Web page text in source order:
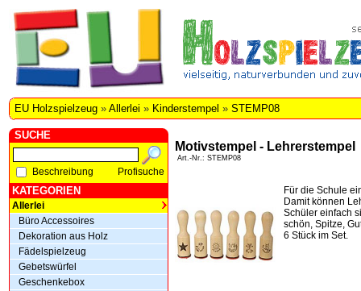
EU Holzspielzeug » Allerlei » Kinderstempel » STEMP08
SUCHE
Beschreibung Profisuche
KATEGORIEN
Allerlei
Büro Accessoires
Dekoration aus Holz
Fädelspielzeug
Gebetswürfel
Geschenkebox
Motivstempel - Lehrerstempel
Art.-Nr.: STEMP08
Für die Schule
Damit können
Schüler einfach
schön, Spitze,
6 Stück im Set.